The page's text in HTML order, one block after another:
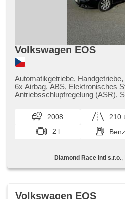
Volkswagen EOS
Automatikgetriebe,
6x Airbag, ABS, Elektronisches
Antriebsschlupfregelung (ASR),
Alufelgen, erfüllt 'EURO IV',
senzory zadní, Lenkrad
řazení pádly pod volantem,
Seitenscheiben, Panoramadach,
Lederpolsterung, beheizte Sitze,
Positionssitze,
Scheiben, Rolldach, přední
2008 210
2 l
Diamond Race Intl s.r.o.
Volkswagen EOS